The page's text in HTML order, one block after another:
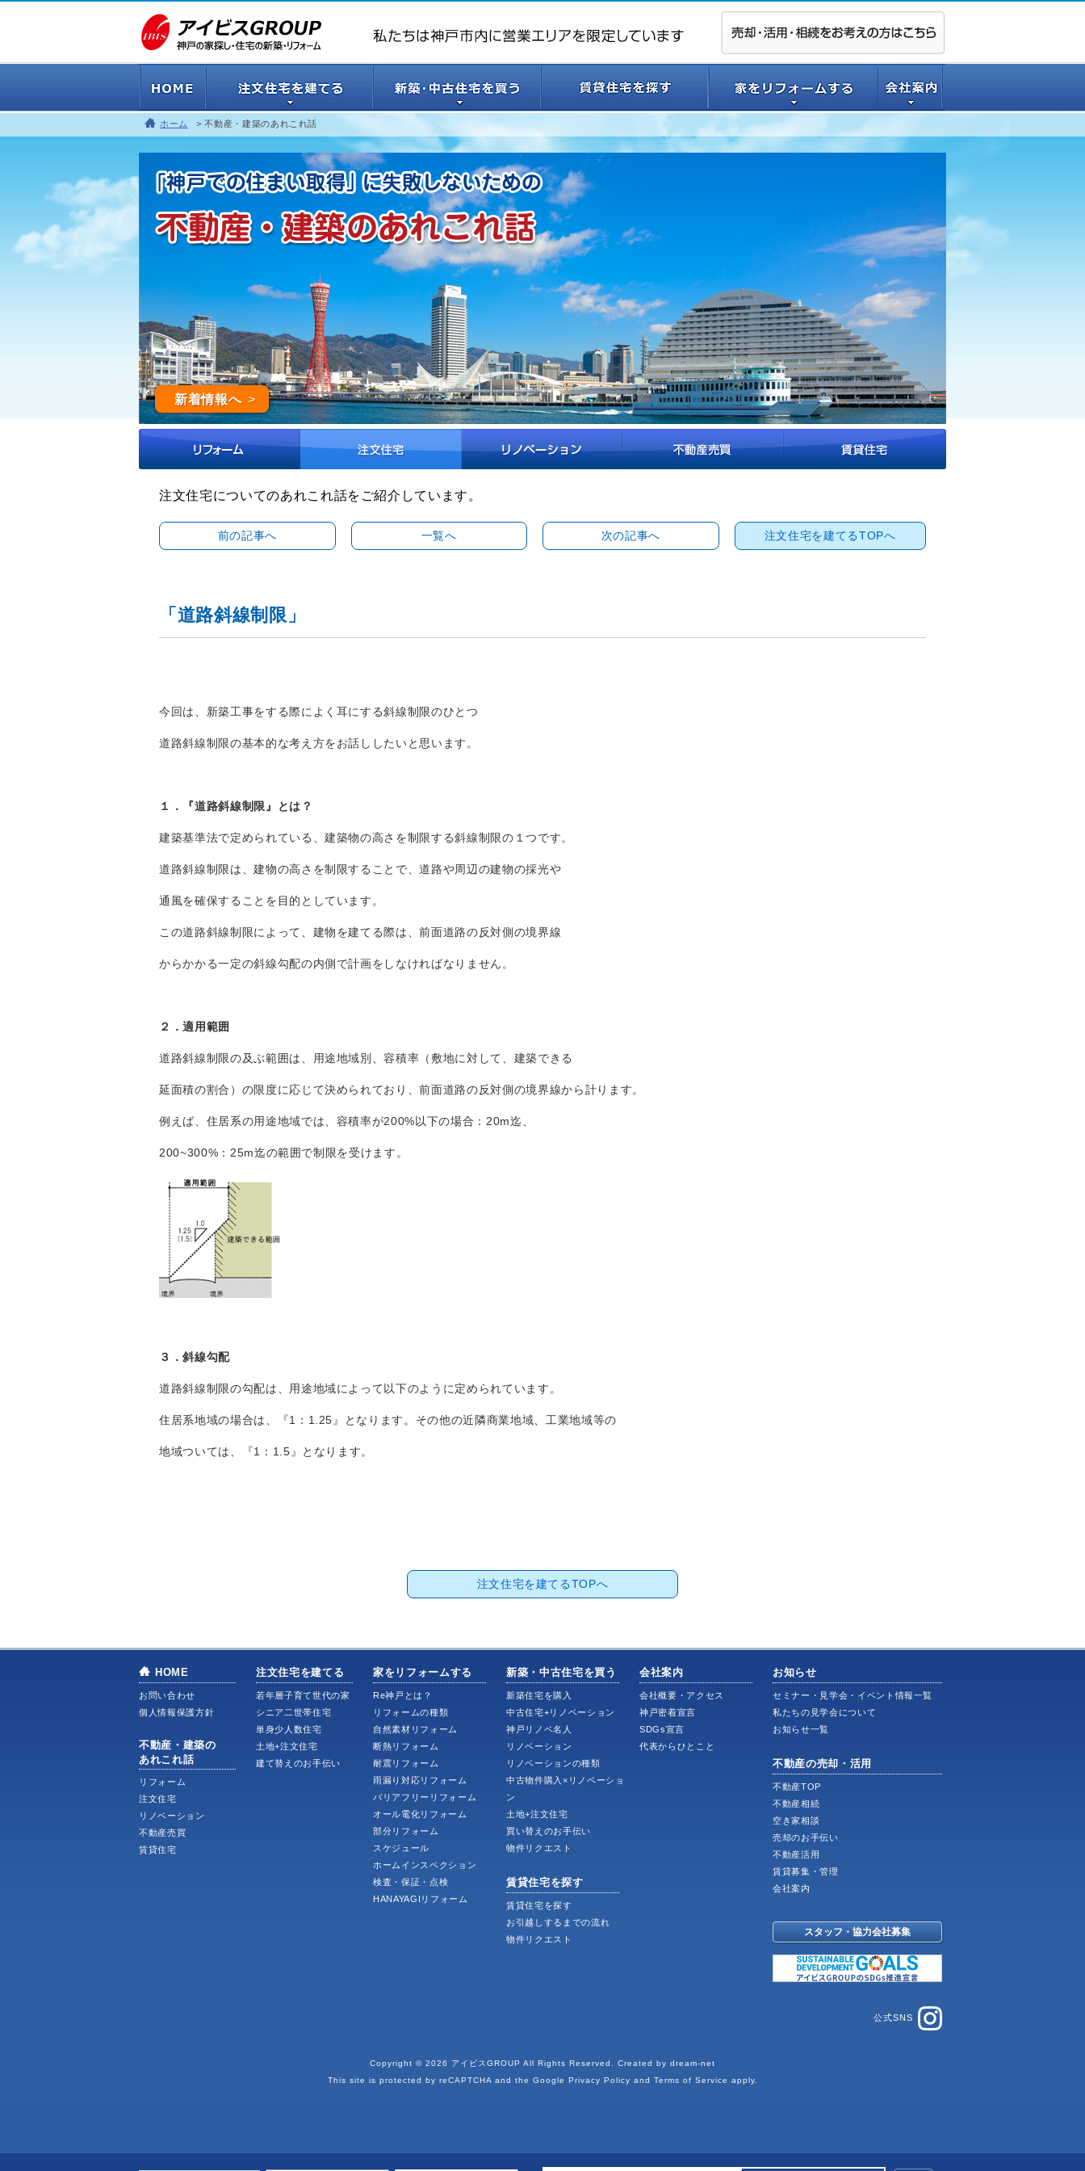
ホーム 不動産・建築のあれこれ話
新着情報へ
注文住宅についてのあれこれ話をご紹介しています。
前の記事へ 一覧へ 次の記事へ 注文住宅を建てるTOPへ
「道路斜線制限」
今回は、新築工事をする際によく耳にする斜線制限のひとつ
道路斜線制限の基本的な考え方をお話ししたいと思います。
１．『道路斜線制限』とは？
建築基準法で定められている、建築物の高さを制限する斜線制限の１つです。
道路斜線制限は、建物の高さを制限することで、道路や周辺の建物の採光や
通風を確保することを目的としています。
この道路斜線制限によって、建物を建てる際は、前面道路の反対側の境界線
からかかる一定の斜線勾配の内側で計画をしなければなりません。
２．適用範囲
道路斜線制限の及ぶ範囲は、用途地域別、容積率（敷地に対して、建築できる
延面積の割合）の限度に応じて決められており、前面道路の反対側の境界線から計ります。
例えば、住居系の用途地域では、容積率が200%以下の場合：20m迄、
200~300%：25m迄の範囲で制限を受けます。
３．斜線勾配
道路斜線制限の勾配は、用途地域によって以下のように定められています。
住居系地域の場合は、『1：1.25』となります。その他の近隣商業地域、工業地域等の
地域ついては、『1：1.5』となります。
注文住宅を建てるTOPへ
HOME
お問い合わせ
個人情報保護方針
不動産・建築の
あれこれ話
リフォーム
注文住宅
リノベーション
不動産売買
賃貸住宅
注文住宅を建てる
若年層子育て世代の家
シニア二世帯住宅
単身少人数住宅
土地+注文住宅
建て替えのお手伝い
家をリフォームする
Re神戸とは？
リフォームの種類
自然素材リフォーム
断熱リフォーム
耐震リフォーム
雨漏り対応リフォーム
バリアフリーリフォーム
オール電化リフォーム
部分リフォーム
スケジュール
ホームインスペクション
検査・保証・点検
HANAYAGIリフォーム
新築・中古住宅を買う
新築住宅を購入
中古住宅+リノベーション
神戸リノベ名人
リノベーション
リノベーションの種類
中古物件購入×リノベーショ
ン
土地+注文住宅
買い替えのお手伝い
物件リクエスト
賃貸住宅を探す
賃貸住宅を探す
お引越しするまでの流れ
物件リクエスト
会社案内
会社概要・アクセス
神戸密着宣言
SDGs宣言
代表からひとこと
お知らせ
セミナー・見学会・イベント情報一覧
私たちの見学会について
お知らせ一覧
不動産の売却・活用
不動産TOP
不動産相続
空き家相談
売却のお手伝い
不動産活用
賃貸募集・管理
会社案内
スタッフ・協力会社募集
公式SNS
Copyright © 2026 アイビスGROUP All Rights Reserved. Created by dream-net
This site is protected by reCAPTCHA and the Google Privacy Policy and Terms of Service apply.